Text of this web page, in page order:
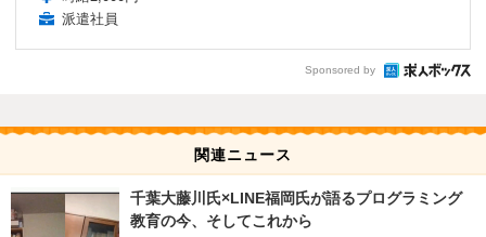
派遣社員
Sponsored by
関連ニュース
千葉大藤川氏×LINE福岡氏が語るプログラミング
教育の今、そしてこれから